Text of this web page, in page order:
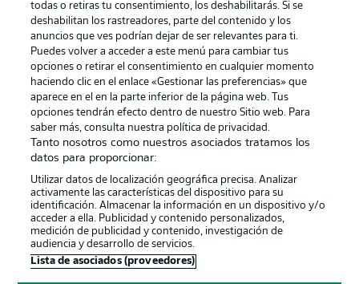
Gestionar las preferencias Declaracion de privacidad
Canales Trabajos
Jugadores Condiciones de uso
Sello Editorial Contacto
© 2026 Bundesliga-Gruppe GmbH
todas o retiras tu consentimiento, los deshabilitarás. Si se
deshabilitan los rastreadores, parte del contenido y los
anuncios que ves podrían dejar de ser relevantes para ti.
Puedes volver a acceder a este menú para cambiar tus
opciones o retirar el consentimiento en cualquier momento
haciendo clic en el enlace «Gestionar las preferencias» que
aparece en el en la parte inferior de la página web. Tus
opciones tendrán efecto dentro de nuestro Sitio web. Para
saber más, consulta nuestra política de privacidad.
Tanto nosotros como nuestros asociados tratamos los
datos para proporcionar:
Utilizar datos de localización geográfica precisa. Analizar
activamente las características del dispositivo para su
identificación. Almacenar la información en un dispositivo y/o
acceder a ella. Publicidad y contenido personalizados,
medición de publicidad y contenido, investigación de
audiencia y desarrollo de servicios.
Lista de asociados (proveedores)